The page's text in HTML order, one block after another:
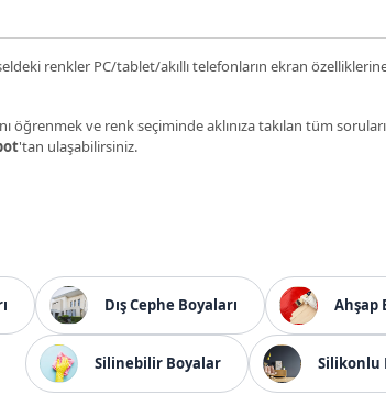
renkler PC/tablet/akıllı telefonların ekran
öğrenmek ve renk seçiminde aklınıza takılan tüm
'tan ulaşabilirsiniz.
Dış Cephe Boyaları Ahşap
Silinebilir Boyalar Silikonlu